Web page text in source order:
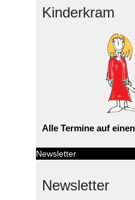
Kinderkram
Alle Termine auf
Newsletter
Newsletter